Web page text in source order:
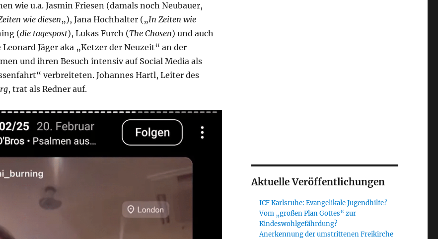
wie u.a. Jasmin Friesen (damals noch Neubauer,
wie diesen„), Jana Hochhalter („In Zeiten wie
(die tagespost), Lukas Furch (The Chosen) und auch
Jäger aka „Ketzer der Neuzeit“ an der
und ihren Besuch intensiv auf Social Media als
verbreiteten. Johannes Hartl, Leiter des
, trat als Redner auf.
Aktuelle Veröffentlichungen
ICF Karlsruhe: Evangelikale Jugendhilfe?
Vom „großen Plan Gottes“ zur
Kindeswohlgefährdung?
Anerkennung der umstrittenen Freikirche